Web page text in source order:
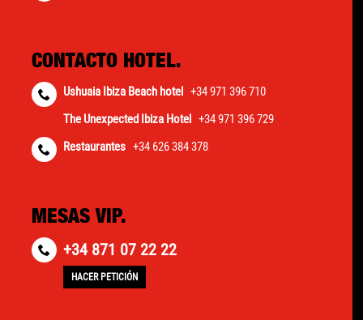
CONTACTO HOTEL.
Ushuaia Ibiza Beach hotel
+34 971 396 710
The Unexpected Ibiza Hotel
+34 971 396 729
Restaurantes +34 626 384 378
MESAS VIP.
+34 871 07 22 22
HACER PETICIÓN